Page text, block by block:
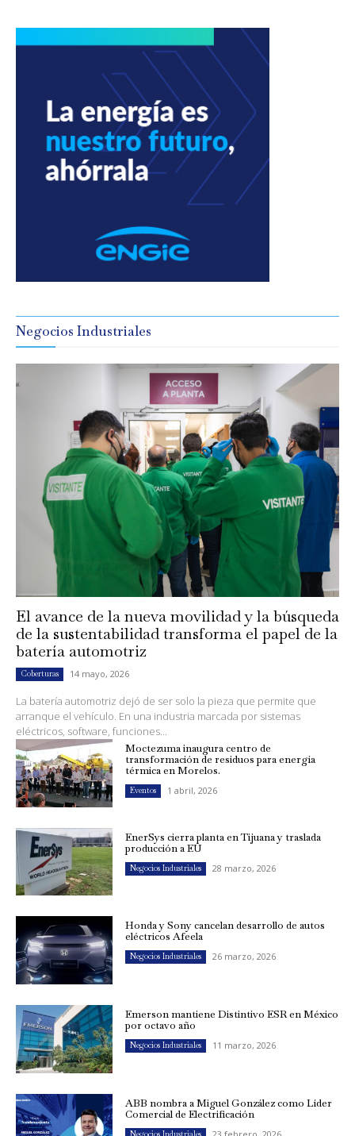
Negocios Industriales
El avance de la nueva movilidad y la búsqueda
de la sustentabilidad transforma el papel de la
batería automotriz
Coberturas 14 mayo, 2026
La batería automotriz dejó de ser solo la pieza que permite que
arranque el vehículo. En una industria marcada por sistemas
eléctricos, software, funciones...
Moctezuma inaugura centro de
transformación de residuos para energía
térmica en Morelos.
Eventos 1 abril, 2026
EnerSys cierra planta en Tijuana y traslada
producción a EU
Negocios Industriales 28 marzo, 2026
Honda y Sony cancelan desarrollo de autos
eléctricos Afeela
Negocios Industriales 26 marzo, 2026
Emerson mantiene Distintivo ESR en México
por octavo año
Negocios Industriales 11 marzo, 2026
ABB nombra a Miguel González como Líder
Comercial de Electrificación
Negocios Industriales